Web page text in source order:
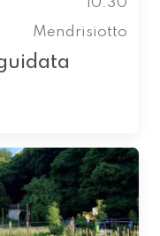
10.30
Mendrisiotto